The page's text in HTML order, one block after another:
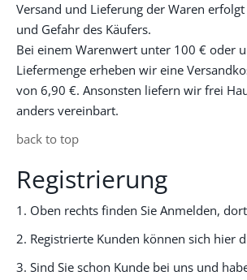
Versand und Lieferung der Waren
und Gefahr des Käufers.
Bei einem Warenwert unter 100 € oder
Liefermenge erheben wir eine
von 6,90 €. Ansonsten liefern wir frei
anders vereinbart.
back to top
Registrierung
1. Oben rechts finden Sie Anmelden,
2. Registrierte Kunden können sich hier
3. Sind Sie schon Kunde bei uns und